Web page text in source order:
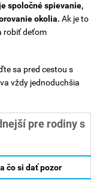
spoločné spievanie,
okolia. Ak je to
robiť deťom
sa pred cestou s
vždy jednoduchšia
pre rodiny s
čo si dať pozor